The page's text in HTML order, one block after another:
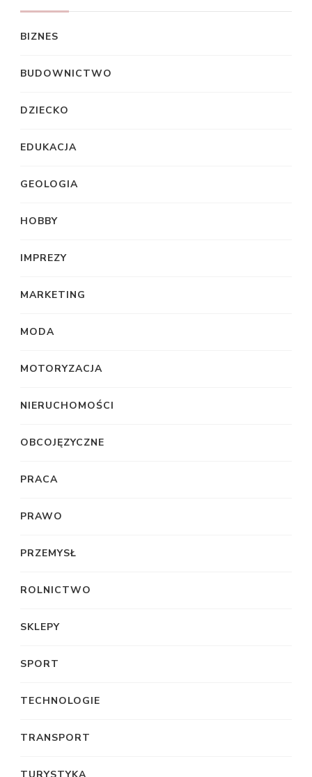
BIZNES
BUDOWNICTWO
DZIECKO
EDUKACJA
GEOLOGIA
HOBBY
IMPREZY
MARKETING
MODA
MOTORYZACJA
NIERUCHOMOŚCI
OBCOJĘZYCZNE
PRACA
PRAWO
PRZEMYSŁ
ROLNICTWO
SKLEPY
SPORT
TECHNOLOGIE
TRANSPORT